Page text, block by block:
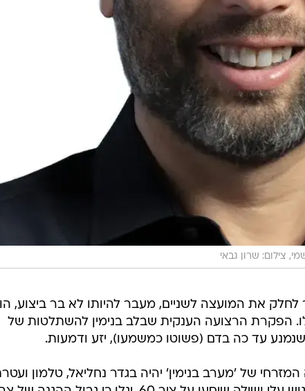
צילום: שרון גבאי
לחלק את המועצה לשניים, מעבר להיותו לא בר ביצוע,
הפקרת הרצועה הענקית שבלב בנימין להשתלטות של
עד כה בדם (פשוטו כמשמעו), יזע ודמעות.
של 'מערב בנימין' יהיה בגדר נחליאל, טלמון